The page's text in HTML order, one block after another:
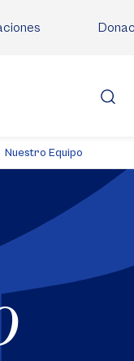
Nuestro Equipo